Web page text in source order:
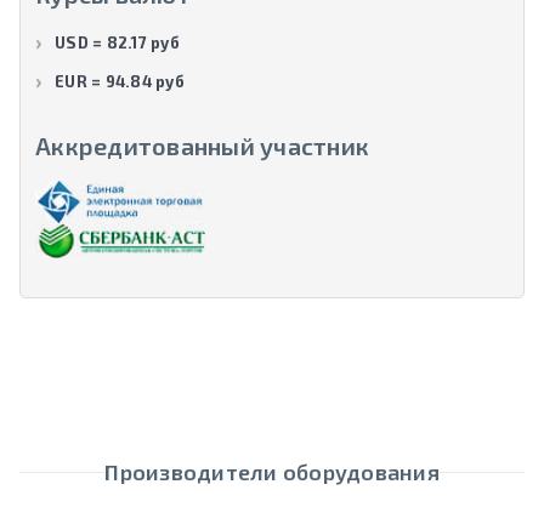
USD = 82.17 руб
EUR = 94.84 руб
Аккредитованный участник
Производители оборудования